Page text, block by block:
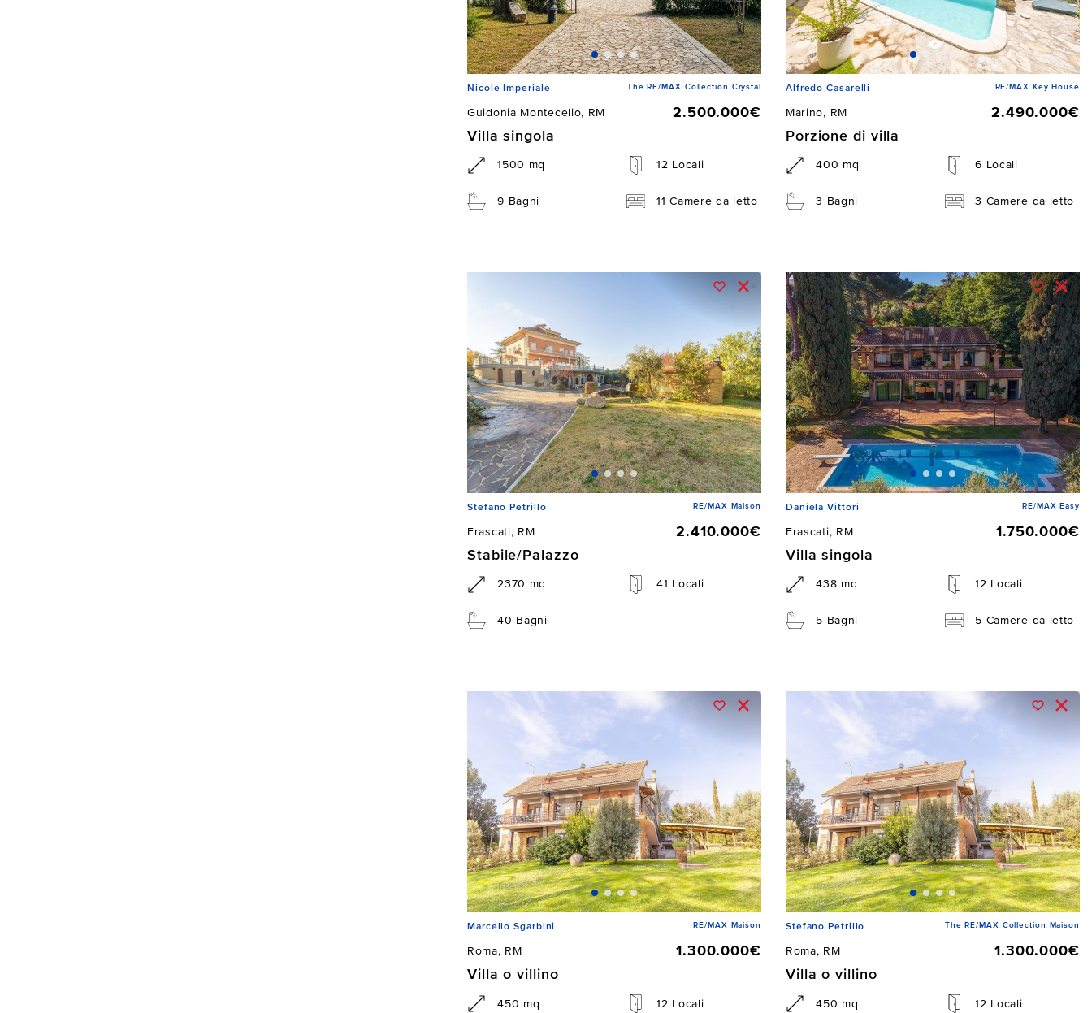
Nicole Imperiale The RE/MAX Collection Crystal
Guidonia Montecelio, RM
2.500.000€
Villa singola
1500 mq 12 Locali
9 Bagni 11 Camere da letto
Alfredo Casarelli RE/MAX Key House
Marino, RM
2.490.000€
Porzione di villa
400 mq 6 Locali
3 Bagni 3 Camere da letto
Stefano Petrillo RE/MAX Maison
Frascati, RM
2.410.000€
Stabile/Palazzo
2370 mq 41 Locali
40 Bagni
Daniela Vittori RE/MAX Easy
Frascati, RM
1.750.000€
Villa singola
438 mq 12 Locali
5 Bagni 5 Camere da letto
Marcello Sgarbini RE/MAX Maison
Roma, RM
1.300.000€
Villa o villino
450 mq 12 Locali
Stefano Petrillo The RE/MAX Collection Maison
Roma, RM
1.300.000€
Villa o villino
450 mq 12 Locali